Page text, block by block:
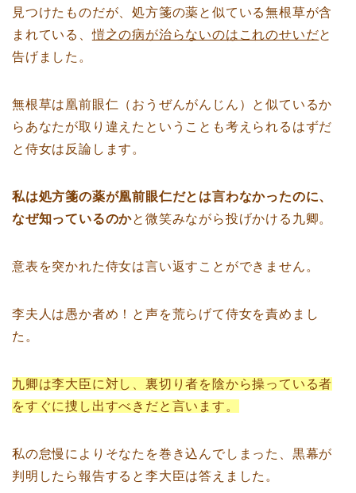
見つけたものだが、処方箋の薬と似ている無根草が含
まれている、愷之の病が治らないのはこれのせいだと
告げました。
無根草は凰前眼仁（おうぜんがんじん）と似ているか
らあなたが取り違えたということも考えられるはずだ
と侍女は反論します。
私は処方箋の薬が凰前眼仁だとは言わなかったのに、
なぜ知っているのかと微笑みながら投げかける九卿。
意表を突かれた侍女は言い返すことができません。
李夫人は愚か者め！と声を荒らげて侍女を責めまし
た。
九卿は李大臣に対し、裏切り者を陰から操っている者
をすぐに捜し出すべきだと言います。
私の怠慢によりそなたを巻き込んでしまった、黒幕が
判明したら報告すると李大臣は答えました。